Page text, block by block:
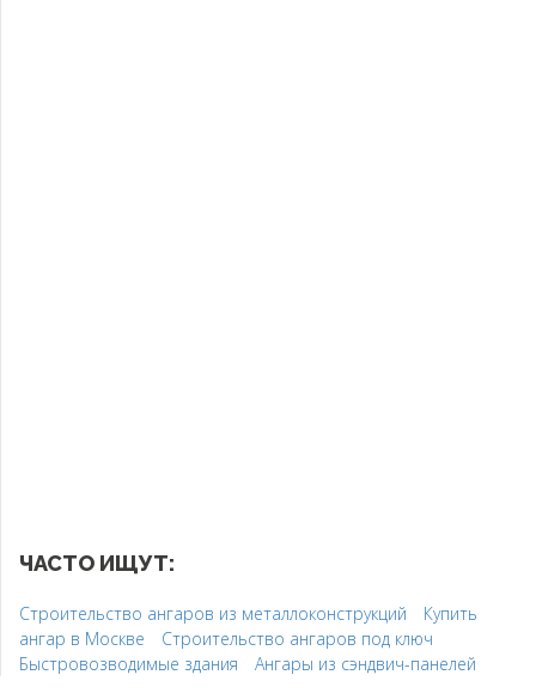
ЧАСТО ИЩУТ:
Строительство ангаров из металлоконструкций
Купить
ангар в Москве
Строительство ангаров под ключ
Быстровозводимые здания
Ангары из сэндвич-панелей